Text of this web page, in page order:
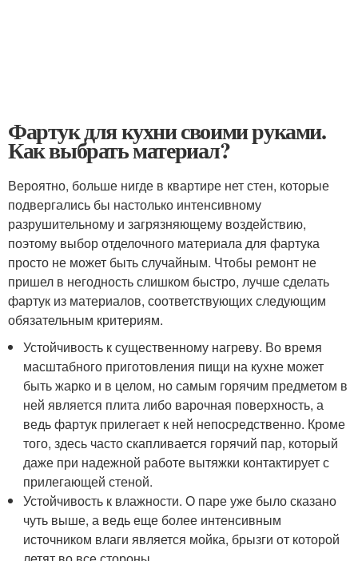
Фартук для кухни своими руками.
Как выбрать материал?
Вероятно, больше нигде в квартире нет стен, которые
подвергались бы настолько интенсивному
разрушительному и загрязняющему воздействию,
поэтому выбор отделочного материала для фартука
просто не может быть случайным. Чтобы ремонт не
пришел в негодность слишком быстро, лучше сделать
фартук из материалов, соответствующих следующим
обязательным критериям.
Устойчивость к существенному нагреву. Во время
масштабного приготовления пищи на кухне может
быть жарко и в целом, но самым горячим предметом в
ней является плита либо варочная поверхность, а
ведь фартук прилегает к ней непосредственно. Кроме
того, здесь часто скапливается горячий пар, который
даже при надежной работе вытяжки контактирует с
прилегающей стеной.
Устойчивость к влажности. О паре уже было сказано
чуть выше, а ведь еще более интенсивным
источником влаги является мойка, брызги от которой